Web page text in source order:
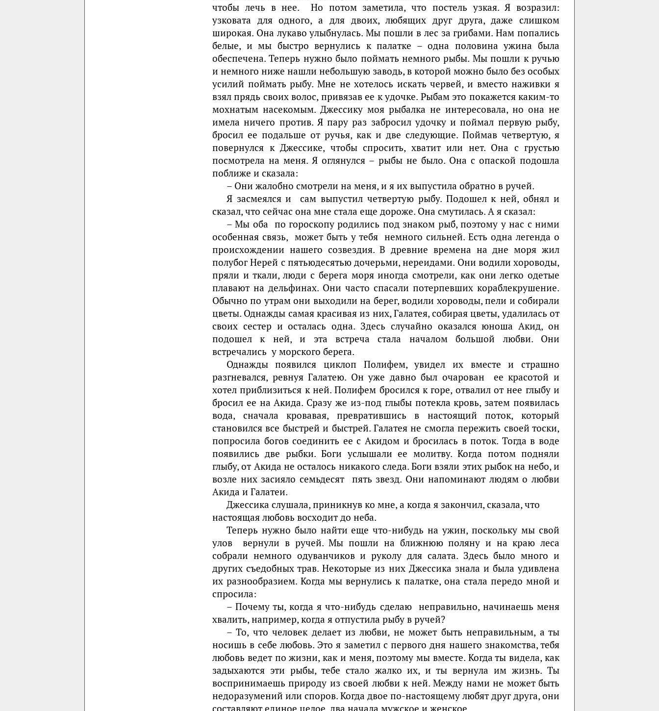
чтобы лечь в нее. Но потом заметила, что постель узкая. Я возразил:
узковата для одного, а для двоих, любящих друг друга, даже слишком
широкая. Она лукаво улыбнулась. Мы пошли в лес за грибами. Нам попались
белые, и мы быстро вернулись к палатке – одна половина ужина была
обеспечена. Теперь нужно было поймать немного рыбы. Мы пошли к ручью
и немного ниже нашли небольшую заводь, в которой можно было без особых
усилий поймать рыбу. Мне не хотелось искать червей, и вместо наживки я
взял прядь своих волос, привязав ее к удочке. Рыбам это покажется каким-то
мохнатым насекомым. Джессику моя рыбалка не интересовала, но она не
имела ничего против. Я пару раз забросил удочку и поймал первую рыбу,
бросил ее подальше от ручья, как и две следующие. Поймав четвертую, я
повернулся к Джессике, чтобы спросить, хватит или нет. Она с грустью
посмотрела на меня. Я оглянулся – рыбы не было. Она с опаской подошла
поближе и сказала:
– Они жалобно смотрели на меня, и я их выпустила обратно в ручей.
Я засмеялся и сам выпустил четвертую рыбу. Подошел к ней, обнял и
сказал, что сейчас она мне стала еще дороже. Она смутилась. А я сказал:
– Мы оба по гороскопу родились под знаком рыб, поэтому у нас с ними
особенная связь, может быть у тебя немного сильней. Есть одна легенда о
происхождении нашего созвездия. В древние времена на дне моря жил
полубог Нерей с пятьюдесятью дочерьми, нереидами. Они водили хороводы,
пряли и ткали, люди с берега моря иногда смотрели, как они легко одетые
плавают на дельфинах. Они часто спасали потерпевших кораблекрушение.
Обычно по утрам они выходили на берег, водили хороводы, пели и собирали
цветы. Однажды самая красивая из них, Галатея, собирая цветы, удалилась от
своих сестер и осталась одна. Здесь случайно оказался юноша Акид, он
подошел к ней, и эта встреча стала началом большой любви. Они
встречались у морского берега.
Однажды появился циклоп Полифем, увидел их вместе и страшно
разгневался, ревнуя Галатею. Он уже давно был очарован ее красотой и
хотел приблизиться к ней. Полифем бросился к горе, отвалил от нее глыбу и
бросил ее на Акида. Сразу же из-под глыбы потекла кровь, затем появилась
вода, сначала кровавая, превратившись в настоящий поток, который
становился все быстрей и быстрей. Галатея не смогла пережить своей тоски,
попросила богов соединить ее с Акидом и бросилась в поток. Тогда в воде
появились две рыбки. Боги услышали ее молитву. Когда потом подняли
глыбу, от Акида не осталось никакого следа. Боги взяли этих рыбок на небо, и
возле них засияло семьдесят пять звезд. Они напоминают людям о любви
Акида и Галатеи.
Джессика слушала, приникнув ко мне, а когда я закончил, сказала, что
настоящая любовь восходит до неба.
Теперь нужно было найти еще что-нибудь на ужин, поскольку мы свой
улов вернули в ручей. Мы пошли на ближнюю поляну и на краю леса
собрали немного одуванчиков и руколу для салата. Здесь было много и
других съедобных трав. Некоторые из них Джессика знала и была удивлена
их разнообразием. Когда мы вернулись к палатке, она стала передо мной и
спросила:
– Почему ты, когда я что-нибудь сделаю неправильно, начинаешь меня
хвалить, например, когда я отпустила рыбу в ручей?
– То, что человек делает из любви, не может быть неправильным, а ты
носишь в себе любовь. Это я заметил с первого дня нашего знакомства, тебя
любовь ведет по жизни, как и меня, поэтому мы вместе. Когда ты видела, как
задыхаются эти рыбы, тебе стало жалко их, и ты вернула им жизнь. Ты
воспринимаешь природу из своей любви к ней. Между нами не может быть
недоразумений или споров. Когда двое по-настоящему любят друг друга, они
составляют единое целое, два начала мужское и женское.